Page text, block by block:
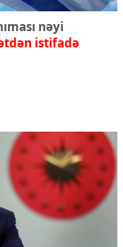
nəyi
istifadə